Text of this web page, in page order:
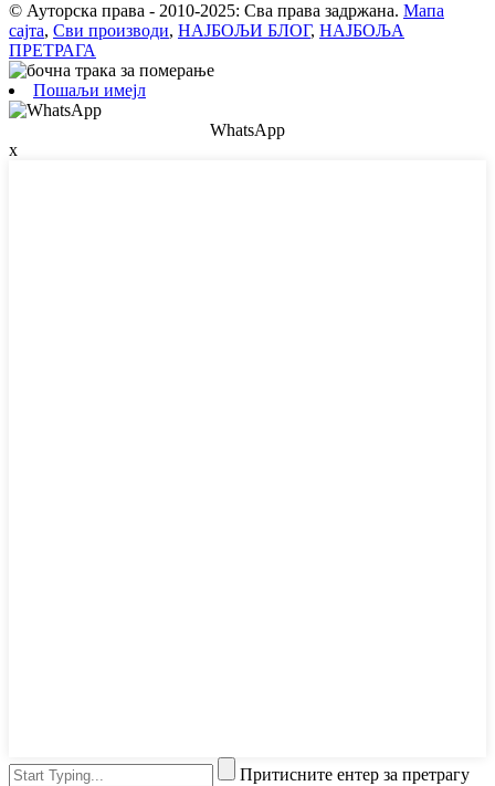
© Ауторска права - 2010-2025: Сва права задржана. Мапа
сајта, Сви производи, НАЈБОЉИ БЛОГ, НАЈБОЉА
ПРЕТРАГА
Пошаљи имејл
WhatsApp
x
Притисните ентер за претрагу